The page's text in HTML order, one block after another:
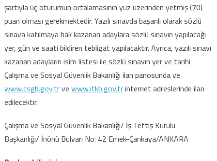
şartıyla üç oturumun ortalamasının yüz üzerinden yetmiş (70)
puan olması gerekmektedir. Yazılı sınavda başarılı olarak sözlü
sınava katılmaya hak kazanan adaylara sözlü sınavın yapılacağı
yer, gün ve saati bildiren tebligat yapılacaktır. Ayrıca, yazılı sınavı
kazanan adayların isim listesi ile sözlü sınavın yer ve tarihi
Çalışma ve Sosyal Güvenlik Bakanlığı ilan panosunda ve
www.csgb.gov.trve www.itkb.gov.trinternet adreslerinde ilan
edilecektir.
Çalışma ve Sosyal Güvenlik Bakanlığı/ İş Teftiş Kurulu
Başkanlığı/ İnönü Bulvarı No: 42 Emek-Çankaya/ANKARA